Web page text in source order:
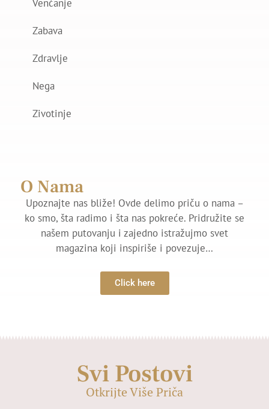
Venčanje
Zabava
Zdravlje
Nega
Zivotinje
O Nama
Upoznajte nas bliže! Ovde delimo priču o nama –
ko smo, šta radimo i šta nas pokreće. Pridružite se
našem putovanju i zajedno istražujmo svet
magazina koji inspiriše i povezuje…
Click here
Svi Postovi
Otkrijte Više Priča